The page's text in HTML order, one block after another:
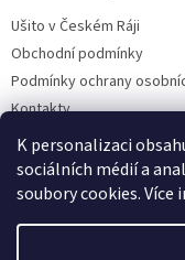
K personalizaci
sociálních médií a
soubory cookies. Více
Ušito v Českém Ráji
Obchodní podmínky
Podmínky ochrany
Kontakty
Vrácení zboží, reklamace